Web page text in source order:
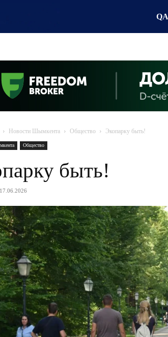
Новости Шымкента Общество Экопарку быть!
Общество
быть!
17.06.2026